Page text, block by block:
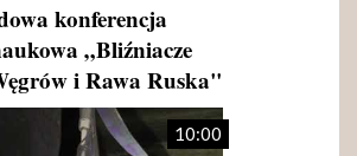
konferencja
„Bliźniacze
i Rawa Ruska"
10:00